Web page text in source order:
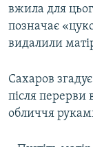
вжила для
позначає
видалили
Сахаров
після перерви
обличчя